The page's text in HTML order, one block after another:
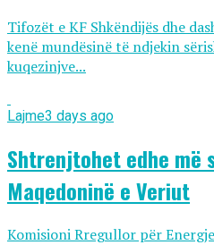
Tifozët e KF Shkëndijës dhe
kenë mundësinë të ndjekin
kuqezinjve...
Lajme3 days ago
Shtrenjtohet edhe më
Maqedoninë e Veriut
Komisioni Rregullor për